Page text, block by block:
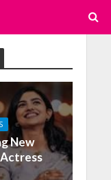
New
Actress